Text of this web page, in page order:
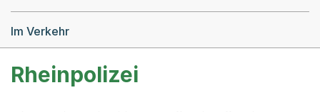
Im Verkehr
Rheinpolizei